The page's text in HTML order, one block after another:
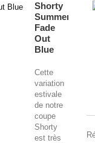
Shorty
Summer
Fade
Out
Blue
Cette
variation
estivale
de notre
coupe
Shorty
est très